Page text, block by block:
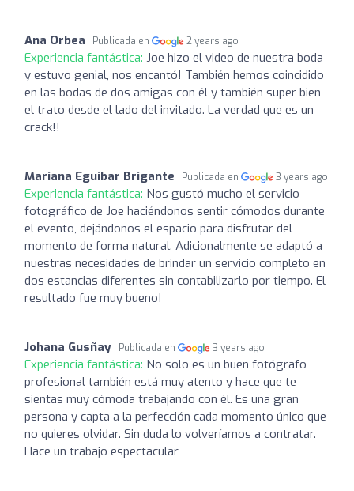
Ana Orbea Publicada en 2 years ago
Experiencia fantástica: Joe hizo el video de nuestra boda
y estuvo genial, nos encantó! También hemos coincidido
en las bodas de dos amigas con él y también super bien
el trato desde el lado del invitado. La verdad que es un
crack!!
Mariana Eguibar Brigante Publicada en 3 years ago
Experiencia fantástica: Nos gustó mucho el servicio
fotográfico de Joe haciéndonos sentir cómodos durante
el evento, dejándonos el espacio para disfrutar del
momento de forma natural. Adicionalmente se adaptó a
nuestras necesidades de brindar un servicio completo en
dos estancias diferentes sin contabilizarlo por tiempo. El
resultado fue muy bueno!
Johana Gusñay Publicada en 3 years ago
Experiencia fantástica: No solo es un buen fotógrafo
profesional también está muy atento y hace que te
sientas muy cómoda trabajando con él. Es una gran
persona y capta a la perfección cada momento único que
no quieres olvidar. Sin duda lo volveríamos a contratar.
Hace un trabajo espectacular